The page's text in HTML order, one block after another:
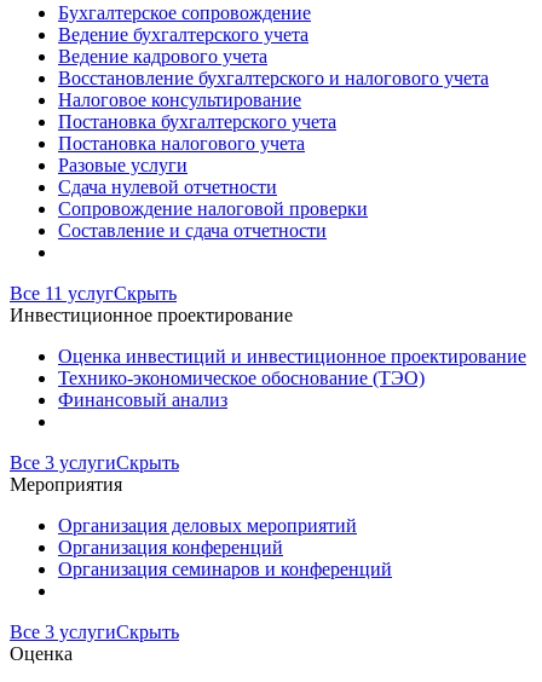
Бухгалтерское сопровождение
Ведение бухгалтерского учета
Ведение кадрового учета
Восстановление бухгалтерского и налогового учета
Налоговое консультирование
Постановка бухгалтерского учета
Постановка налогового учета
Разовые услуги
Сдача нулевой отчетности
Сопровождение налоговой проверки
Составление и сдача отчетности
Все 11 услугСкрыть
Инвестиционное проектирование
Оценка инвестиций и инвестиционное проектирование
Технико-экономическое обоснование (ТЭО)
Финансовый анализ
Все 3 услугиСкрыть
Мероприятия
Организация деловых мероприятий
Организация конференций
Организация семинаров и конференций
Все 3 услугиСкрыть
Оценка